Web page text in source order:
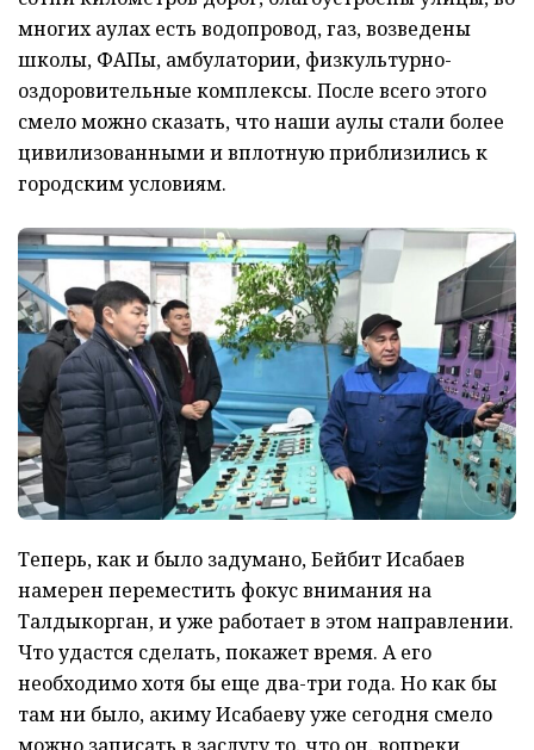
многих аулах есть водопровод, газ, возведены
школы, ФАПы, амбулатории, физкультурно-
оздоровительные комплексы. После всего этого
смело можно сказать, что наши аулы стали более
цивилизованными и вплотную приблизились к
городским условиям.
Теперь, как и было задумано, Бейбит Исабаев
намерен переместить фокус внимания на
Талдыкорган, и уже работает в этом направлении.
Что удастся сделать, покажет время. А его
необходимо хотя бы еще два-три года. Но как бы
там ни было, акиму Исабаеву уже сегодня смело
можно записать в заслугу то, что он, вопреки